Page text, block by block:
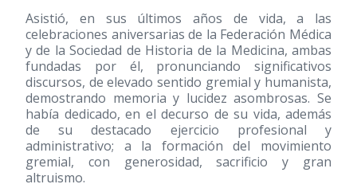
Asistió, en sus últimos años de vida, a las
celebraciones aniversarias de la Federación Médica
y de la Sociedad de Historia de la Medicina, ambas
fundadas por él, pronunciando significativos
discursos, de elevado sentido gremial y humanista,
demostrando memoria y lucidez asombrosas. Se
había dedicado, en el decurso de su vida, además
de su destacado ejercicio profesional y
administrativo; a la formación del movimiento
gremial, con generosidad, sacrificio y gran
altruismo.